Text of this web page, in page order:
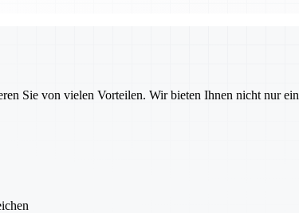
Sie von vielen Vorteilen. Wir bieten Ihnen nicht nur